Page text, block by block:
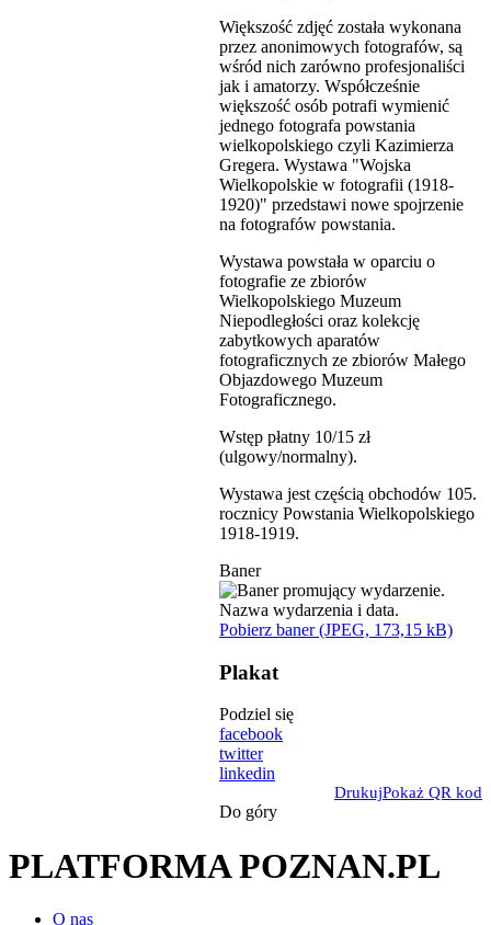
Większość zdjęć została wykonana
przez anonimowych fotografów, są
wśród nich zarówno profesjonaliści
jak i amatorzy. Współcześnie
większość osób potrafi wymienić
jednego fotografa powstania
wielkopolskiego czyli Kazimierza
Gregera. Wystawa "Wojska
Wielkopolskie w fotografii (1918-
1920)" przedstawi nowe spojrzenie
na fotografów powstania.
Wystawa powstała w oparciu o
fotografie ze zbiorów
Wielkopolskiego Muzeum
Niepodległości oraz kolekcję
zabytkowych aparatów
fotograficznych ze zbiorów Małego
Objazdowego Muzeum
Fotograficznego.
Wstęp płatny 10/15 zł
(ulgowy/normalny).
Wystawa jest częścią obchodów 105.
rocznicy Powstania Wielkopolskiego
1918-1919.
Baner
Pobierz baner (JPEG, 173,15 kB)
Plakat
Podziel się
facebook
twitter
linkedin
DrukujPokaż QR kod
Do góry
PLATFORMA POZNAN.PL
O nas